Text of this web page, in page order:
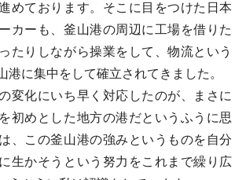
めております。そこに目をつけた日本
カーも、釜山港の周辺に工場を借りた
たりしながら操業をして、物流という
港に集中をして確立されてきました。
変化にいち早く対応したのが、まさに
初めとした地方の港だというふうに思
、この釜山港の強みというものを自分
生かそうという努力をこれまで繰り広